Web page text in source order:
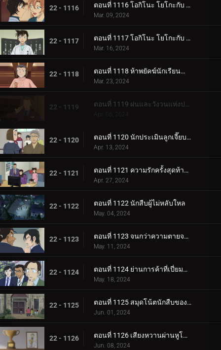
22 - 1116 ตอนที่ 1116 โอกิโนะ โยโกะกับ ห้องปิดตายใต้หลังคา (ภาคแรก)
Mar. 09, 2024
22 - 1117 ตอนที่ 1117 โอกิโนะ โยโกะกับ ห้องปิดตายใต้หลังคา (ภาคจบ)
Mar. 16, 2024
22 - 1118 ตอนที่ 1118 ห้าพยัคฆ์นักเรียนตำรวจ Wild Police Story CASE.โมโรฟุชิ ฮิโรมิทสึ
Mar. 23, 2024
22 - 1119 ตอนที่ 1119 ฝนและวังวนแห่งประสงค์ร้าย
Apr. 06, 2024
22 - 1120 ตอนที่ 1120 นักประเมินลูกเจี๊ยบที่ถูกหมายหัว
Apr. 13, 2024
22 - 1121 ตอนที่ 1121 ความรักครั้งสุดท้ายของคุณนายช่างฝัน
Apr. 27, 2024
22 - 1122 ตอนที่ 1122 นักสืบผู้ไม่หลับใหล
May. 04, 2024
22 - 1123 ตอนที่ 1123 จนกว่าความตายจะพรากจากเราสอง
May. 11, 2024
22 - 1124 ตอนที่ 1124 ย่านการค้าที่เปี่ยมด้วยรัก
May. 18, 2024
22 - 1125 ตอนที่ 1125 สมุดโน้ตนักสืบของสึบุรายะ มิตสึฮิโกะ
Jun. 01, 2024
22 - 1126 ตอนที่ 1126 เสียงหวานผ่านหูโทรศัพท์
Jun. 08, 2024